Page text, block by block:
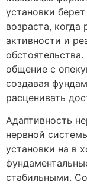
установки
возраста, когда
активности и
общение с
создавая
расценивать
Адаптивность
нервной
установки на в
стабильными.